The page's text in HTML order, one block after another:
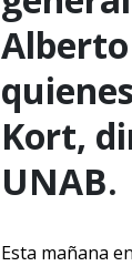
Kort,
UNAB.
Esta mañana